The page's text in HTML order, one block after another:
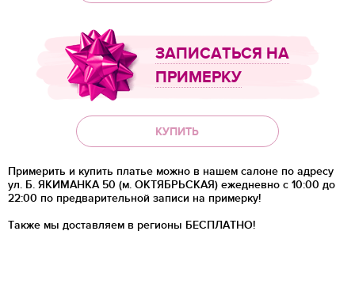
ЗАПИСАТЬСЯ НА
ПРИМЕРКУ
КУПИТЬ
Примерить и купить платье можно в нашем салоне по адресу
ул. Б. ЯКИМАНКА 50 (м. ОКТЯБРЬСКАЯ) ежедневно с 10:00 до
22:00 по предварительной записи на примерку!
Также мы доставляем в регионы БЕСПЛАТНО!